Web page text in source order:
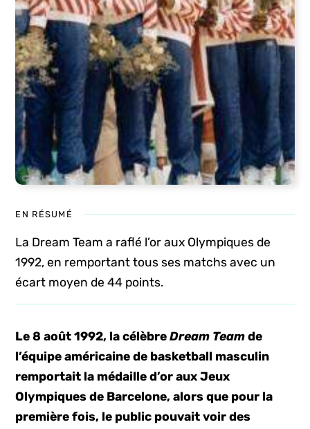
EN RÉSUMÉ
La Dream Team a raflé l’or aux Olympiques de
1992, en remportant tous ses matchs avec un
écart moyen de 44 points.
Le 8 août 1992, la célèbreDream Team de
l’équipe américaine de basketball masculin
remportait la médaille d’or aux Jeux
Olympiques de Barcelone, alors que pour la
première fois, le public pouvait voir des